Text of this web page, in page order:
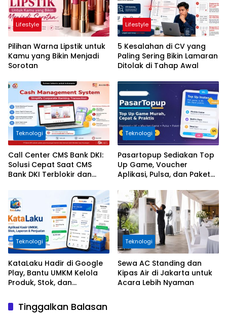
Lifestyle
Pilihan Warna Lipstik untuk
Kamu yang Bikin Menjadi
Sorotan
Lifestyle
5 Kesalahan di CV yang
Paling Sering Bikin Lamaran
Ditolak di Tahap Awal
Teknologi
Call Center CMS Bank DKI:
Solusi Cepat Saat CMS
Bank DKI Terblokir dan
Teknologi
Pasartopup Sediakan Top
Up Game, Voucher
Aplikasi, Pulsa, dan Paket
Teknologi
KataLaku Hadir di Google
Play, Bantu UMKM Kelola
Produk, Stok, dan
Teknologi
Sewa AC Standing dan
Kipas Air di Jakarta untuk
Acara Lebih Nyaman
Tinggalkan Balasan